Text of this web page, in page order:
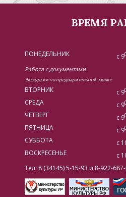
ВРЕМЯ
ПОНЕДЕЛЬНИК с 9
Работа с документами.
Экскурсии по предварительной заявке
ВТОРНИК с 9
СРЕДА с 9
ЧЕТВЕРГ с 9
ПЯТНИЦА с 9
СУББОТА с
ВОСКРЕСЕНЬЕ с
Тел: 8 (34145) 5-15-93 и 8-922-